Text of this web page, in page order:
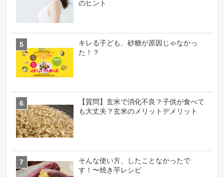
のヒント
キレる子ども、砂糖が原因じゃなかっ
た！？
【質問】玄米で消化不良？子供が食べて
も大丈夫？玄米のメリットデメリット
そんな使い方、したことなかったで
す！〜焼き芋レシピ